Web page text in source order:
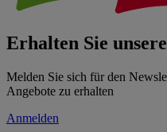
Erhalten Sie
Melden Sie sich für den
Angebote zu erhalten
Anmelden